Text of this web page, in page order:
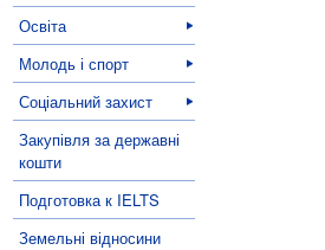
Освіта
Молодь і спорт
Соціальний захист
Закупівля за державні
кошти
Подготовка к IELTS
Земельні відносини